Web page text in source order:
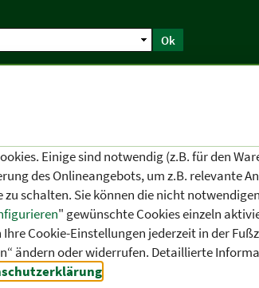
Ok
Seit 1903
Einige sind notwendig (z.B. für den
des Onlineangebots, um z.B. relevante
schalten. Sie können die nicht
" gewünschte Cookies einzeln
Ihre Cookie-Einstellungen jederzeit in der
ändern oder widerrufen. Detaillierte